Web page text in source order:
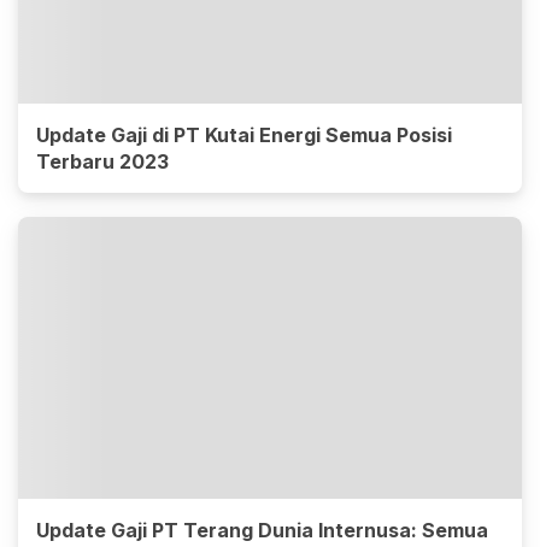
Update Gaji di PT Kutai Energi Semua Posisi
Terbaru 2023
Update Gaji PT Terang Dunia Internusa: Semua